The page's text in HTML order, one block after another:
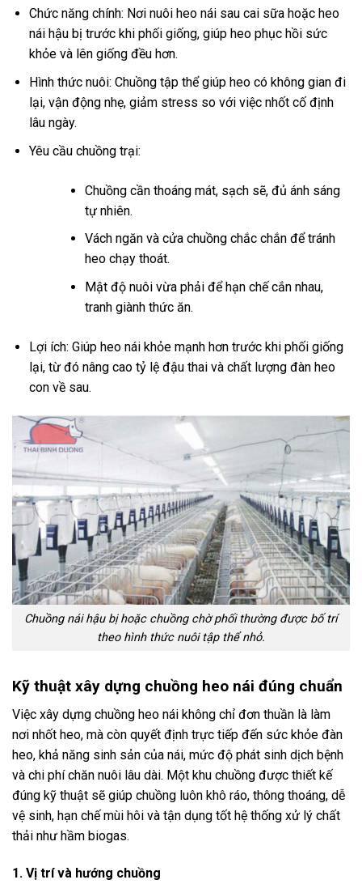
Chức năng chính: Nơi nuôi heo nái sau cai sữa hoặc heo
nái hậu bị trước khi phối giống, giúp heo phục hồi sức
khỏe và lên giống đều hơn.
Hình thức nuôi: Chuồng tập thể giúp heo có không gian đi
lại, vận động nhẹ, giảm stress so với việc nhốt cố định
lâu ngày.
Yêu cầu chuồng trại:
Chuồng cần thoáng mát, sạch sẽ, đủ ánh sáng
tự nhiên.
Vách ngăn và cửa chuồng chắc chắn để tránh
heo chạy thoát.
Mật độ nuôi vừa phải để hạn chế cắn nhau,
tranh giành thức ăn.
Lợi ích: Giúp heo nái khỏe mạnh hơn trước khi phối giống
lại, từ đó nâng cao tỷ lệ đậu thai và chất lượng đàn heo
con về sau.
Chuồng nái hậu bị hoặc chuồng chờ phối thường được bố trí
theo hình thức nuôi tập thể nhỏ.
Kỹ thuật xây dựng chuồng heo nái đúng chuẩn
Việc xây dựng chuồng heo nái không chỉ đơn thuần là làm
nơi nhốt heo, mà còn quyết định trực tiếp đến sức khỏe đàn
heo, khả năng sinh sản của nái, mức độ phát sinh dịch bệnh
và chi phí chăn nuôi lâu dài. Một khu chuồng được thiết kế
đúng kỹ thuật sẽ giúp chuồng luôn khô ráo, thông thoáng, dễ
vệ sinh, hạn chế mùi hôi và tận dụng tốt hệ thống xử lý chất
thải như hầm biogas.
1. Vị trí và hướng chuồng